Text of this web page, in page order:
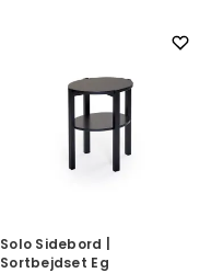
Solo Sidebord |
Sortbejdset Eg